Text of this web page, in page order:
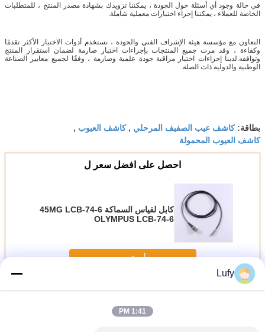
في حالة وجود أي أسئلة حول الجودة ، يمكننا تزويدك بشهادة مصدر المنتج ، للمتطلبات
الخاصة للعملاء ، يمكننا إجراء اختبارات معملية شاملة.
التعاون مع مؤسسة هيئة الإشراف الفني والجودة ، نستخدم أدوات الاختبار الأكثر تقدمًا
وكفاءة ، وقد مرت جميع المنتجات بإجراءات اختبار صارمة لضمان استقرار المنتج
وتوافقه.لدينا إجراءات اختبار مراقبة جودة علمية وصارمة ، وفقًا لجميع معايير الصناعة
الوطنية والدولية ذات الصلة.
بطاقة:كاشف عيب الصفيف المرحلي ,كاشف العيوب ,
كاشف العيوب المحمولة
احصل على افضل سعر ل
كابل لقياس السماكة 45MG LCB-74-6
OLYMPUS LCB-74-6
استمر
أكثركابلات محول بالموجات فوق الصوتية
Lufy
1:41 PM